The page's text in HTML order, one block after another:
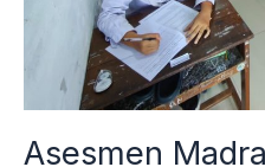
Asesmen
dengan
Tertib